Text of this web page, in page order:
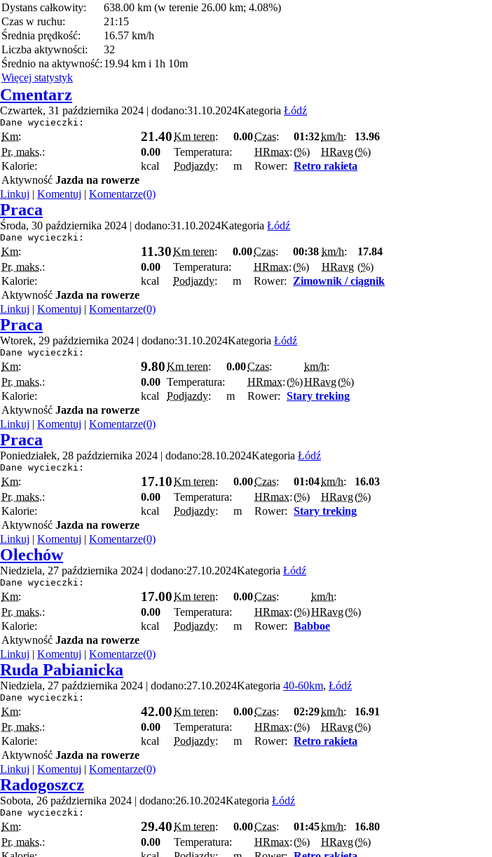
Dystans całkowity:
638.00 km (w terenie 26.00 km; 4.08%)
Czas w ruchu:
21:15
Średnia prędkość:
16.57 km/h
Liczba aktywności:
32
Średnio na aktywność: 19.94 km i 1h 10m
Więcej statystyk
Cmentarz
Czwartek, 31 października 2024 | dodano:31.10.2024Kategoria Łódź
Dane wycieczki:
Km: 21.40Km teren: 0.00Czas: 01:32km/h:
13.96
Pr. maks.:
0.00 Temperatura: HRmax:(%) HRavg(%)
Kalorie:
kcal Podjazdy: m Rower: Retro rakieta
Aktywność Jazda na rowerze
Linkuj | Komentuj | Komentarze(0)
Praca
Środa, 30 października 2024 | dodano:31.10.2024Kategoria Łódź
Dane wycieczki:
Km: 11.30Km teren: 0.00Czas: 00:38 km/h:
17.84
Pr. maks.:
0.00 Temperatura: HRmax:(%) HRavg (%)
Kalorie:
kcal Podjazdy: m Rower:
Zimownik / ciągnik
Aktywność Jazda na rowerze
Linkuj | Komentuj | Komentarze(0)
Praca
Wtorek, 29 października 2024 | dodano:31.10.2024Kategoria Łódź
Dane wycieczki:
Km: 9.80Km teren: 0.00Czas:
km/h:
Pr. maks.:
0.00 Temperatura: HRmax:(%)HRavg(%)
Kalorie:
kcal Podjazdy: m Rower: Stary treking
Aktywność Jazda na rowerze
Linkuj | Komentuj | Komentarze(0)
Praca
Poniedziałek, 28 października 2024 | dodano:28.10.2024Kategoria Łódź
Dane wycieczki:
Km: 17.10Km teren: 0.00Czas: 01:04km/h:
16.03
Pr. maks.:
0.00 Temperatura: HRmax:(%) HRavg(%)
Kalorie:
kcal Podjazdy: m Rower: Stary treking
Aktywność Jazda na rowerze
Linkuj | Komentuj | Komentarze(0)
Olechów
Niedziela, 27 października 2024 | dodano:27.10.2024Kategoria Łódź
Dane wycieczki:
Km: 17.00Km teren: 0.00Czas:
km/h:
Pr. maks.:
0.00 Temperatura: HRmax:(%)HRavg(%)
Kalorie:
kcal Podjazdy: m Rower: Babboe
Aktywność Jazda na rowerze
Linkuj | Komentuj | Komentarze(0)
Ruda Pabianicka
Niedziela, 27 października 2024 | dodano:27.10.2024Kategoria 40-60km, Łódź
Dane wycieczki:
Km: 42.00Km teren: 0.00Czas: 02:29km/h:
16.91
Pr. maks.:
0.00 Temperatura: HRmax:(%) HRavg(%)
Kalorie:
kcal Podjazdy: m Rower: Retro rakieta
Aktywność Jazda na rowerze
Linkuj | Komentuj | Komentarze(0)
Radogoszcz
Sobota, 26 października 2024 | dodano:26.10.2024Kategoria Łódź
Dane wycieczki:
Km: 29.40Km teren: 0.00Czas: 01:45km/h:
16.80
Pr. maks.:
0.00 Temperatura: HRmax:(%) HRavg(%)